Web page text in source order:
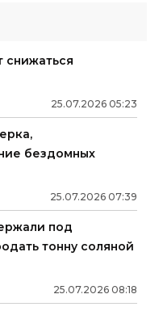
снижаться
25.07.2026 05:23
бездомных
25.07.2026 07:39
под
тонну соляной
25.07.2026 08:18